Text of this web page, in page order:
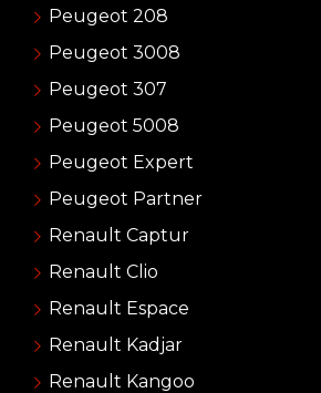
Peugeot 208
Peugeot 3008
Peugeot 307
Peugeot 5008
Peugeot Expert
Peugeot Partner
Renault Captur
Renault Clio
Renault Espace
Renault Kadjar
Renault Kangoo